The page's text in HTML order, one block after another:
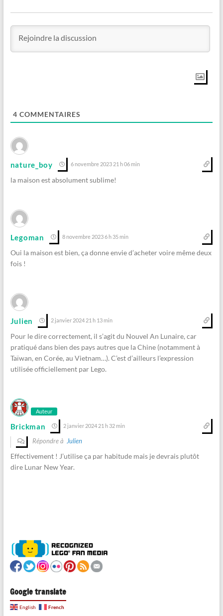
4 COMMENTAIRES
nature_boy 6 novembre 2023 21 h 06 min
la maison est absolument sublime!
Legoman 8 novembre 2023 6 h 35 min
Oui la maison est bien, ça donne envie d’acheter voire même deux
fois !
Julien 2 janvier 2024 21 h 13 min
Pour le dire correctement, il s’agit du Nouvel An Lunaire, car
pratiqué dans bien des pays autres que la Chine (notamment à
Taïwan, en Corée, au Vietnam…). C’est d’ailleurs l’expression
utilisée officiellement par Lego.
Auteur
Brickman 2 janvier 2024 21 h 32 min
Répondre à Julien
Effectivement ! J’utilise ça par habitude mais je devrais plutôt
dire Lunar New Year.
Google translate
English French